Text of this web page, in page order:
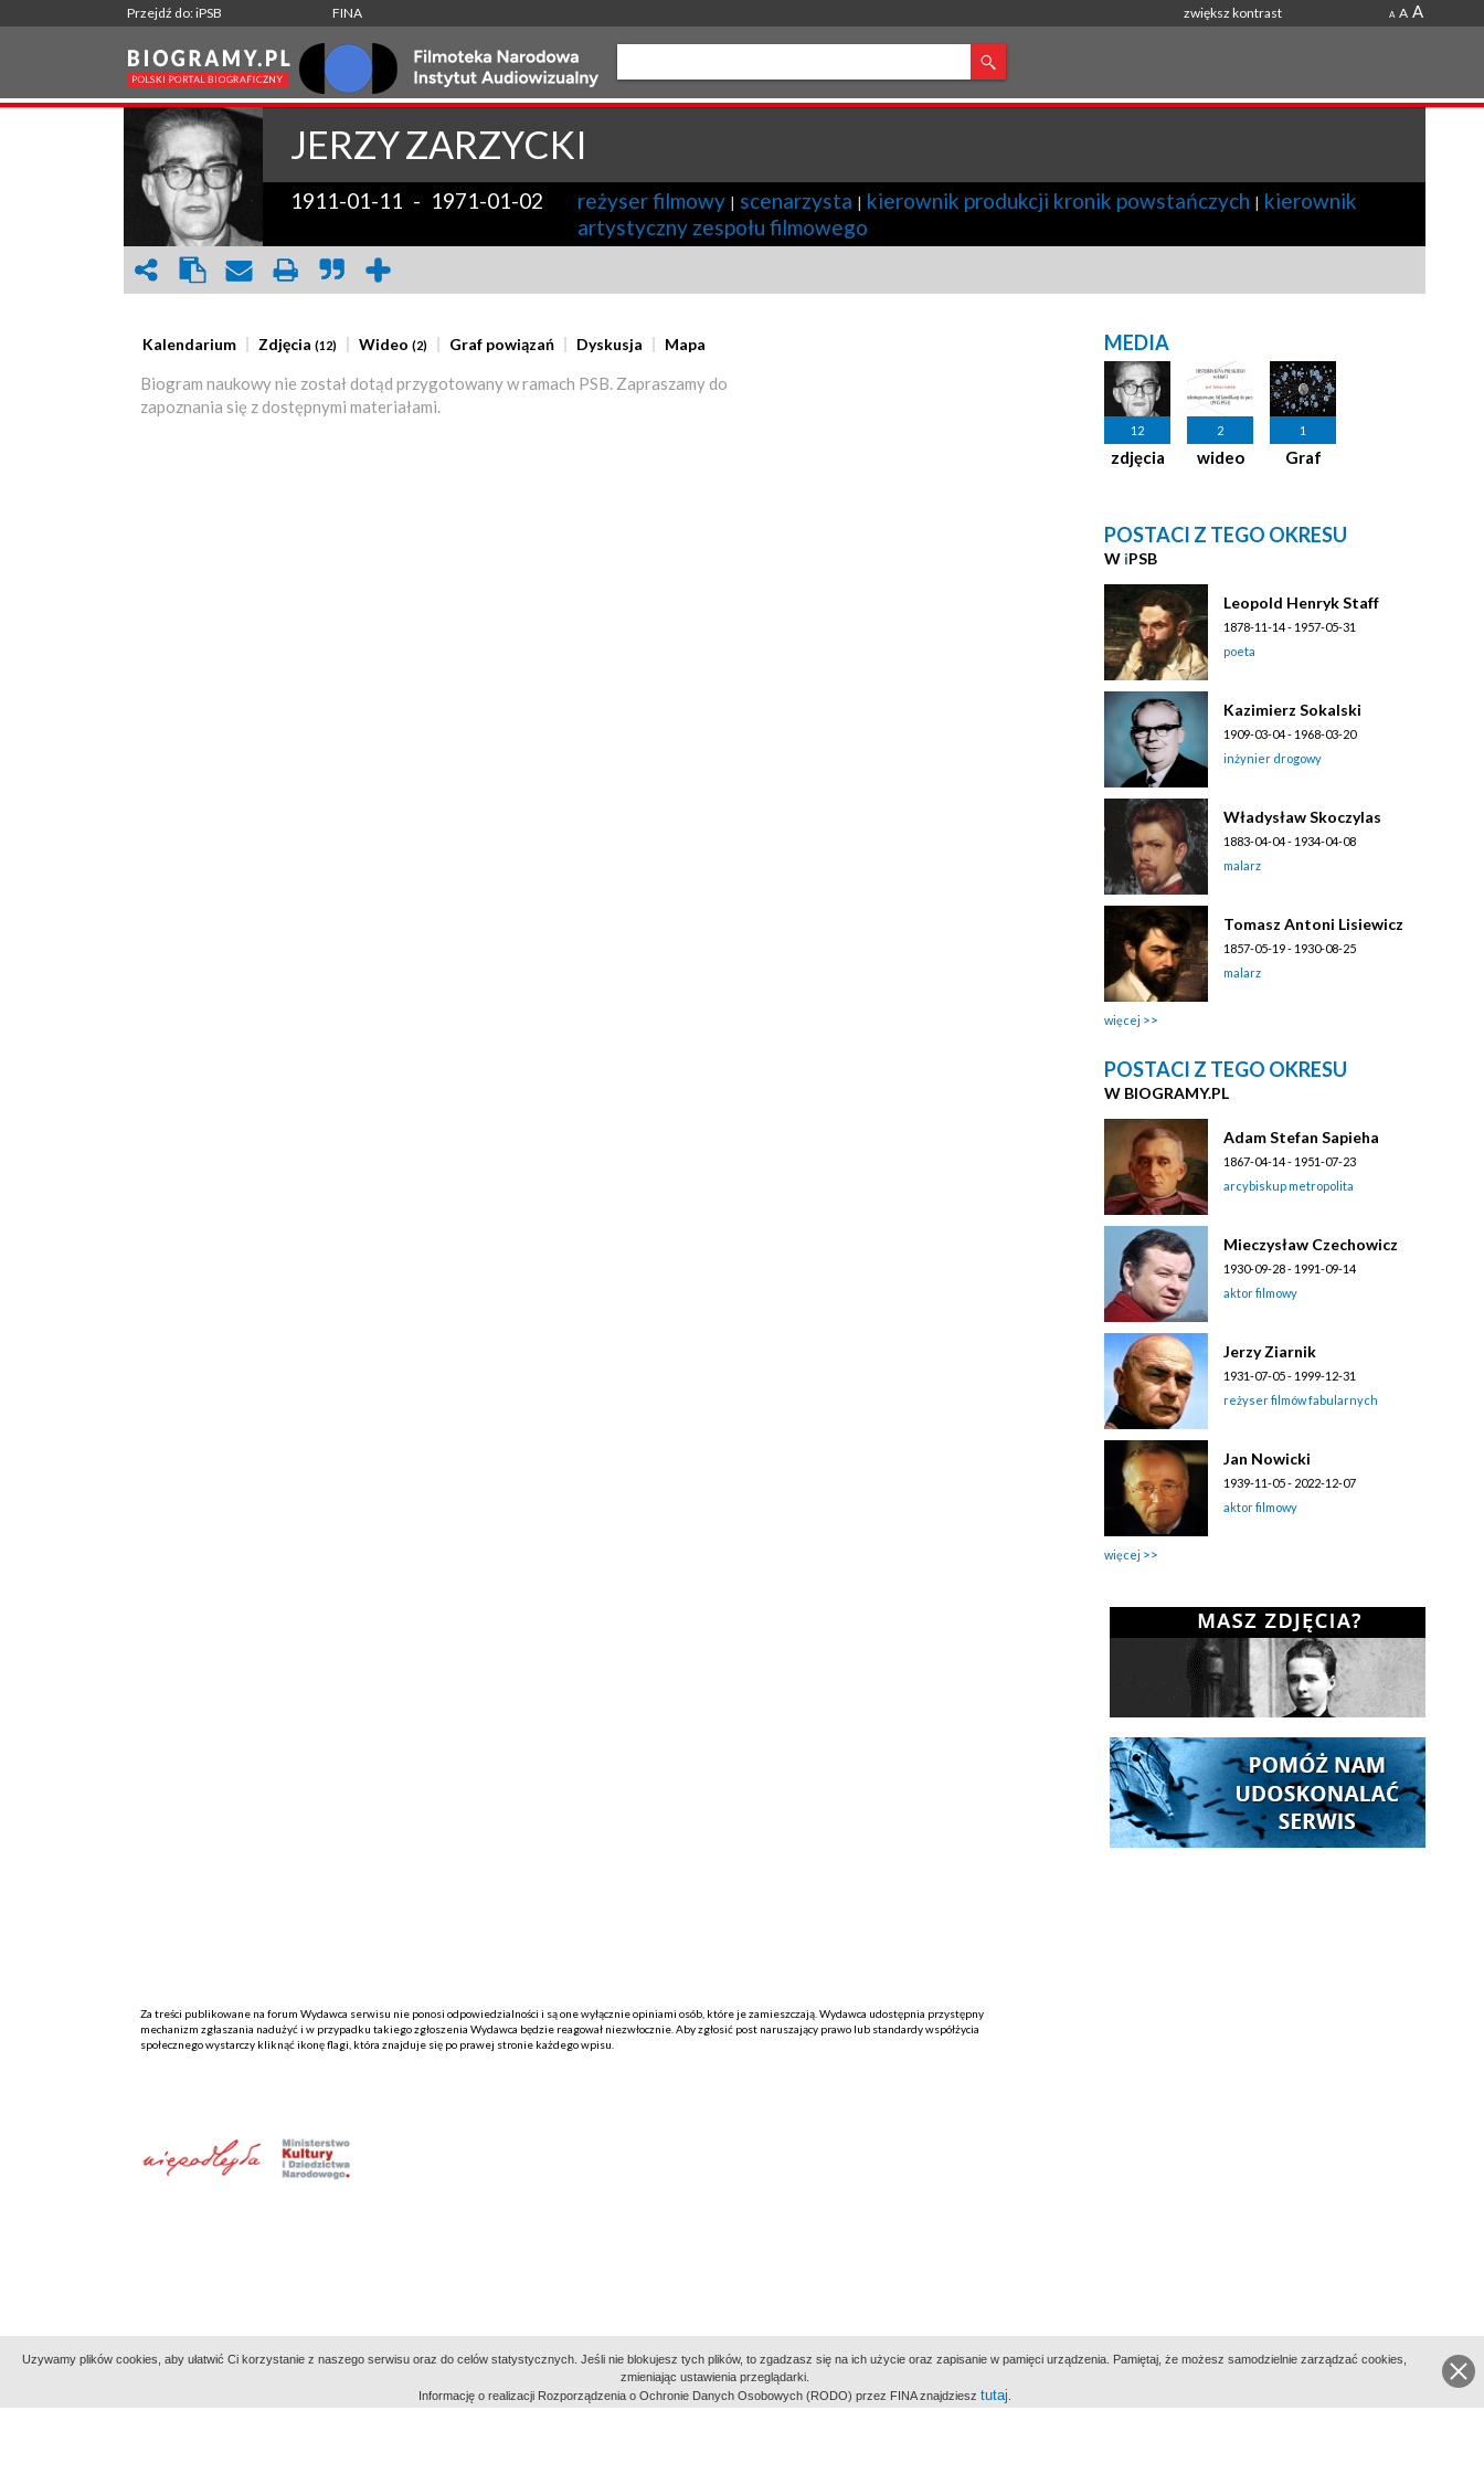
Przejdź do: iPSB FINA zwiększ kontrast A A A
JERZYZARZYCKI
1911-01-11 - 1971-01-02 reżyser filmowy | scenarzysta | kierownik produkcji kronik powstańczych | kierownik
artystyczny zespołu filmowego
Kalendarium Zdjęcia(12) Wideo(2) Graf powiązań Dyskusja Mapa
Biogram naukowy nie został dotąd przygotowany w ramach PSB. Zapraszamy do
zapoznania się z dostępnymi materiałami.
Za treści publikowane na forum Wydawca serwisu nie ponosi odpowiedzialności i są one wyłącznie opiniami osób, które je zamieszczają. Wydawca udostępnia przystępny
mechanizm zgłaszania nadużyć i w przypadku takiego zgłoszenia Wydawca będzie reagował niezwłocznie. Aby zgłosić post naruszający prawo lub standardy współżycia
społecznego wystarczy kliknąć ikonę flagi, która znajduje się po prawej stronie każdego wpisu.
MEDIA
12
zdjęcia
2
wideo
1
Graf
POSTACI Z TEGO OKRESU
W iPSB
Leopold Henryk Staff
1878-11-14 - 1957-05-31
poeta
Kazimierz Sokalski
1909-03-04 - 1968-03-20
inżynier drogowy
Władysław Skoczylas
1883-04-04 - 1934-04-08
malarz
Tomasz Antoni Lisiewicz
1857-05-19 - 1930-08-25
malarz
więcej
POSTACI Z TEGO OKRESU
W BIOGRAMY.PL
Adam Stefan Sapieha
1867-04-14 - 1951-07-23
arcybiskup metropolita
Mieczysław Czechowicz
1930-09-28 - 1991-09-14
aktor filmowy
Jerzy Ziarnik
1931-07-05 - 1999-12-31
reżyser filmów fabularnych
Jan Nowicki
1939-11-05 - 2022-12-07
aktor filmowy
więcej
Indeksy: aktywności alfabetyczny tematyczny miejsc
Uzywamy plików cookies, aby ułatwić Ci korzystanie z naszego serwisu oraz do celów statystycznych. Jeśli nie blokujesz tych plików, to zgadzasz się na ich użycie oraz zapisanie w pamięci urządzenia. Pamiętaj, że możesz samodzielnie zarządzać cookies,
zmieniając ustawienia przeglądarki.
Informację o realizacji Rozporządzenia o Ochronie Danych Osobowych (RODO) przez FINA znajdziesz tutaj